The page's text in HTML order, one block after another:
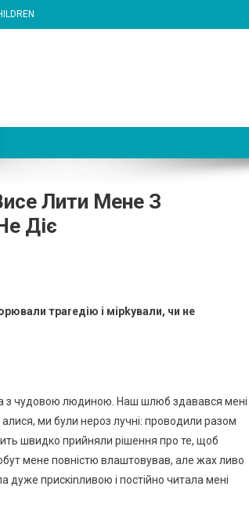
Лити Мене З
Діє
траrедію і мірkували, чи не
з чудовою людиною. Наш шлюб здавався мені
ми були нероз лучні: проводили разом
швидко прийняли рішення про те, щоб
мене повністю влаштовував, але жах ливо
прискіnливою і постійно читала мені